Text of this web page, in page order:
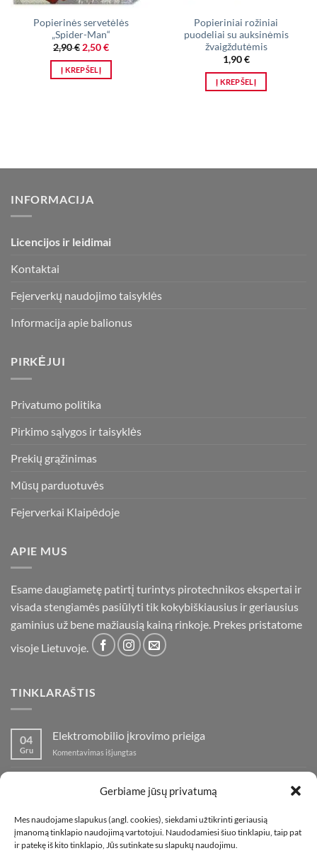
Gerbiame jūsų privatumą
Mes naudojame slapukus (angl. cookies), siekdami užtikrinti geriausią
įmanomą tinklapio naudojimą vartotojui. Naudodamiesi šiuo tinklapiu, taip pat
ir patekę iš kito tinklapio, Jūs sutinkate su slapukų naudojimu.
Popierinės servetėlės
„Spider-Man“
2,90€ Original
price
was:
2,90 €.
2,50€Current
is:
Į KREPŠELĮ
Popieriniai rožiniai
puodeliai su auksinėmis
žvaigždutėmis
1,90€
Į KREPŠELĮ
INFORMACIJA
Licencijos ir leidimai
Kontaktai
Fejerverkų naudojimo taisyklės
Informacija apie balionus
PIRKĖJUI
Privatumo politika
Pirkimo sąlygos ir taisyklės
Prekių grąžinimas
Mūsų parduotuvės
Fejerverkai Klaipėdoje
APIE MUS
Esame daugiametę patirtį turintys pirotechnikos ekspertai ir
visada stengiamės pasiūlyti tik kokybiškiausius ir geriausius
gaminius už bene mažiausią kainą rinkoje. Prekes pristatome
visoje Lietuvoje.
TINKLARAŠTIS
04
Gru
Elektromobilio įkrovimo prieiga
Komentavimas išjungtas
prieiga
įraše
fejerverkų
parduotuvė
Klaipedoje!
01
Lap
Kaip fotografuoti fejerverkus
Komentavimas išjungtasįraše